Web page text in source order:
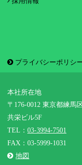
プライバシーポリシ
本社所在地
〒176-0012 東京都練馬
共栄ビル5F
TEL： 03-3994-7501
FAX：03-5999-1031
地図